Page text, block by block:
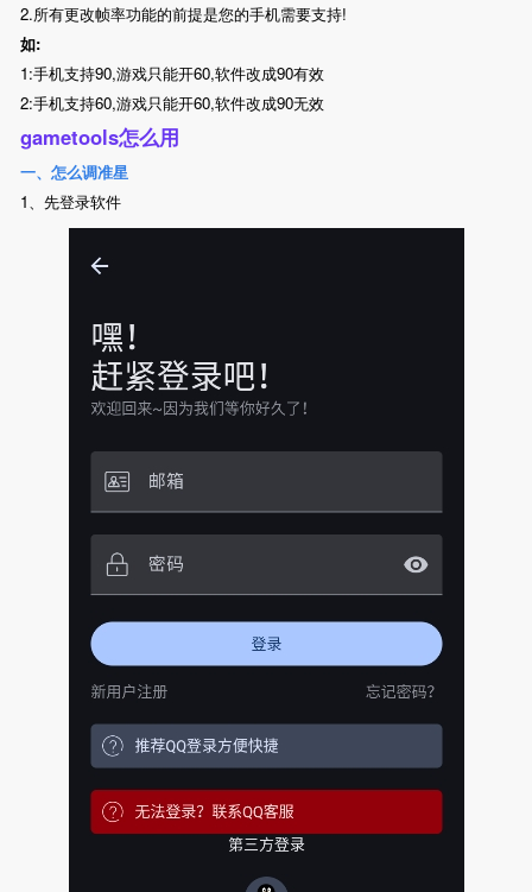
2.所有更改帧率功能的前提是您的手机需要支持!
如:
1:手机支持90,游戏只能开60,软件改成90有效
2:手机支持60,游戏只能开60,软件改成90无效
gametools怎么用
一、怎么调准星
1、先登录软件